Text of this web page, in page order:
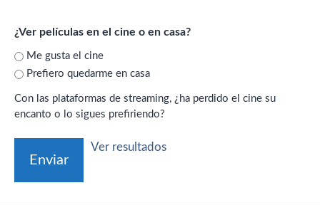
¿Ver películas en el cine o en casa?
Me gusta el cine
Prefiero quedarme en casa
Con las plataformas de streaming, ¿ha perdido el cine su
encanto o lo sigues prefiriendo?
Ver resultados